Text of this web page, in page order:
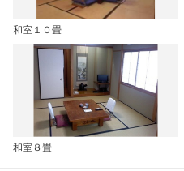
和室１０畳
和室８畳